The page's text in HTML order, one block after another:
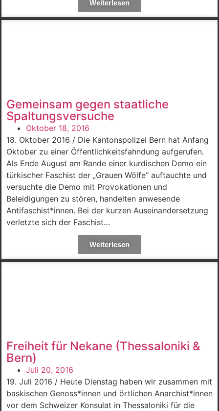
Weiterlesen
Gemeinsam gegen staatliche
Spaltungsversuche
Oktober 18, 2016
18. Oktober 2016 / Die Kantonspolizei Bern hat Anfang
Oktober zu einer Öffentlichkeitsfahndung aufgerufen.
Als Ende August am Rande einer kurdischen Demo ein
türkischer Faschist der „Grauen Wölfe“ auftauchte und
versuchte die Demo mit Provokationen und
Beleidigungen zu stören, handelten anwesende
Antifaschist*innen. Bei der kurzen Auseinandersetzung
verletzte sich der Faschist…
Weiterlesen
Freiheit für Nekane (Thessaloniki &
Bern)
Juli 20, 2016
19. Juli 2016 / Heute Dienstag haben wir zusammen mit
baskischen Genoss*innen und örtlichen Anarchist*innen
vor dem Schweizer Konsulat in Thessaloniki für die